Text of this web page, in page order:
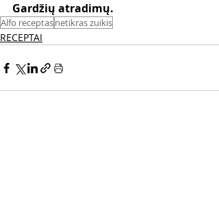
Gardžių atradimų.
Alfo receptasnetikras zuikis
RECEPTAI